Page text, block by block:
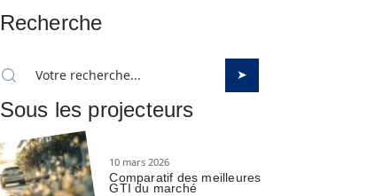
Recherche
Sous les projecteurs
10 mars 2026
Comparatif des meilleures
GTI du marché